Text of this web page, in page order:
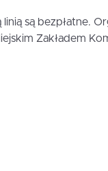
są bezpłatne.
Zakładem